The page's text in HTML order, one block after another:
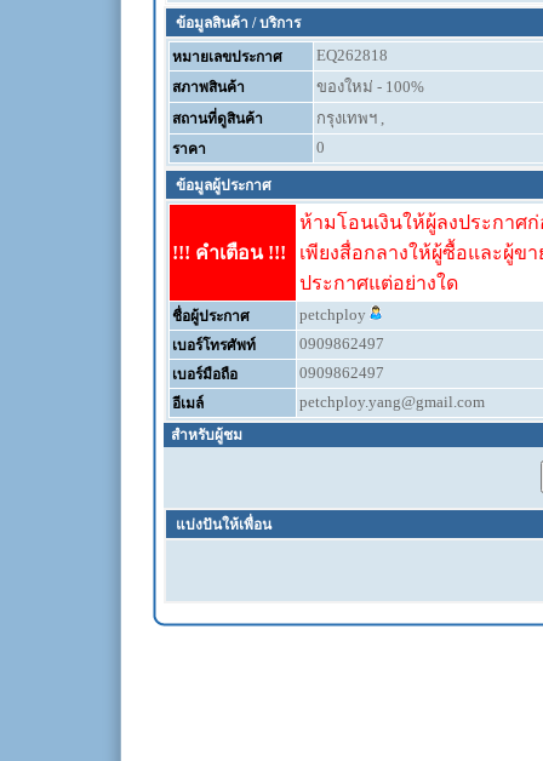
ข้อมูลสินค้า / บริการ
หมายเลขประกาศ
EQ262818
สภาพสินค้า ของใหม่ - 100%
สถานที่ดูสินค้า กรุงเทพฯ ,
ราคา 0
ข้อมูลผู้ประกาศ
!!! คำเตือน !!!
ห้ามโอนเงินให้ผู้ลงประกาศ
เพียงสื่อกลางให้ผู้ซื้อและผู้ข
ประกาศแต่อย่างใด
ชื่อผู้ประกาศ petchploy
เบอร์โทรศัพท์ 0909862497
เบอร์มือถือ 0909862497
อีเมล์ petchploy.yang@gmail.com
สำหรับผู้ชม
แบ่งปันให้เพื่อน